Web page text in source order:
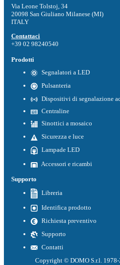
Via Leone Tolstoj, 34
20098 San Giuliano Milanese (MI)
ITALY
Contattaci
+39 02 98240540
Prodotti
Segnalatori a LED
Pulsanteria
Dispositivi di segnalazione
Centraline
Sinottici a mosaico
Sicurezza e luce
Lampade LED
Accessori e ricambi
Supporto
Libreria
Identifica prodotto
Richiesta preventivo
Supporto
Contatti
Copyright © DOMO S.r.l. 1978-